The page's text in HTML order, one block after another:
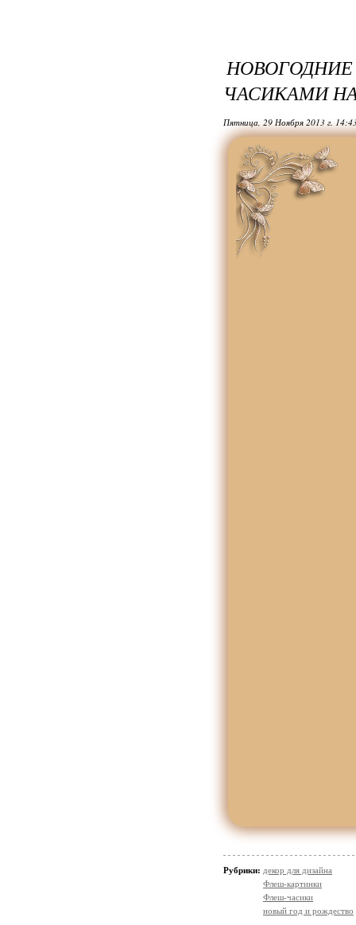
ЧАСИКАМИ
Пятница, 29 Ноября 2013 г.
Рубрики: декор для дизайна
Флеш-картинки
Флеш-часики
новый год и рождество